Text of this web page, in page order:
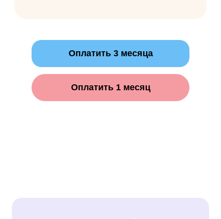
Оплатить 3 месяца
Оплатить 1 месяц